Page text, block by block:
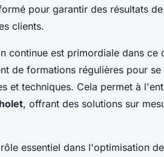
pour garantir des résultats
clients.
continue est primordiale dans ce
de formations régulières pour se
et techniques. Cela permet à
, offrant des solutions sur
essentiel dans l'optimisation